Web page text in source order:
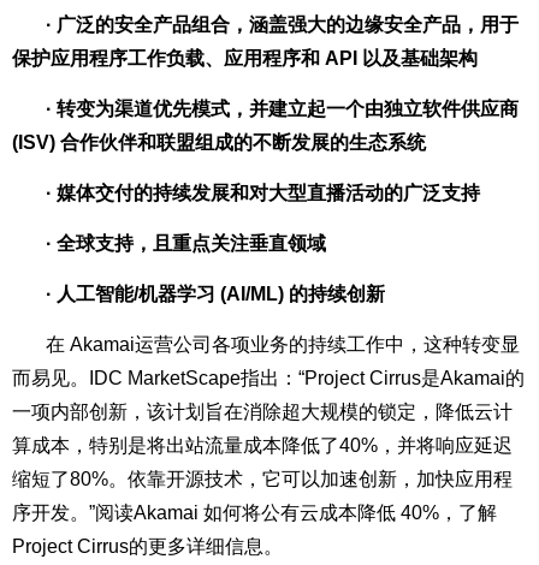
· 广泛的安全产品组合，涵盖强大的边缘安全产品，用于
保护应用程序工作负载、应用程序和 API 以及基础架构
· 转变为渠道优先模式，并建立起一个由独立软件供应商
(ISV) 合作伙伴和联盟组成的不断发展的生态系统
· 媒体交付的持续发展和对大型直播活动的广泛支持
· 全球支持，且重点关注垂直领域
· 人工智能/机器学习 (AI/ML) 的持续创新
在 Akamai运营公司各项业务的持续工作中，这种转变显
而易见。IDC MarketScape指出：“Project Cirrus是Akamai的
一项内部创新，该计划旨在消除超大规模的锁定，降低云计
算成本，特别是将出站流量成本降低了40%，并将响应延迟
缩短了80%。依靠开源技术，它可以加速创新，加快应用程
序开发。”阅读Akamai 如何将公有云成本降低 40% ，了解
Project Cirrus的更多详细信息。